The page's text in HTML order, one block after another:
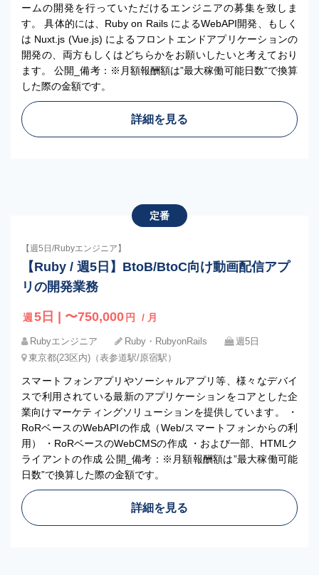
ームの開発を行っていただけるエンジニアの募集を致しま
す。 具体的には、Ruby on Rails によるWebAPI開発、もしく
は Nuxt.js (Vue.js) によるフロントエンドアプリケーションの
開発の、両方もしくはどちらかをお願いしたいと考えており
ます。 公開_備考：※月額報酬額は”最大稼働可能日数”で換算
した際の金額です。
詳細を見る
定番
【週5日/Rubyエンジニア】
【Ruby / 週5日】BtoB/BtoC向け動画配信アプ
リの開発業務
週 5日 | 〜750,000 円 / 月
Rubyエンジニア Ruby・RubyonRails
週5日
東京都(23区内)（表参道駅/原宿駅）
スマートフォンアプリやソーシャルアプリ等、様々なデバイ
スで利用されている最新のアプリケーションをコアとした企
業向けマーケティングソリューションを提供しています。 ・
RoRベースのWebAPIの作成（Web/スマートフォンからの利
用） ・RoRベースのWebCMSの作成 ・および一部、HTMLク
ライアントの作成 公開_備考：※月額報酬額は”最大稼働可能
日数”で換算した際の金額です。
詳細を見る